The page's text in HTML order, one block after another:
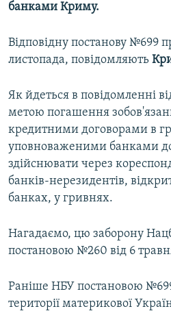
ДЕПОРТАЦІЯ
СВІДЧЕННЯ ОКУПАЦІЇ
ІНФОГРАФІКА
ЯК ОБІЙТИ БЛОКУВАННЯ
Qırımtatar
ДОЛУЧАЙСЯ!
банками Криму.
Відповідну постанову №699
листопада, повідомляють
Як йдеться в повідомленні
метою погашення
кредитними договорами в
уповноваженими банками
здійснювати через
банків-нерезидентів,
банках, у гривнях.
Нагадаємо, цю заборону
постановою №260 від 6
Раніше НБУ постановою
території материкової